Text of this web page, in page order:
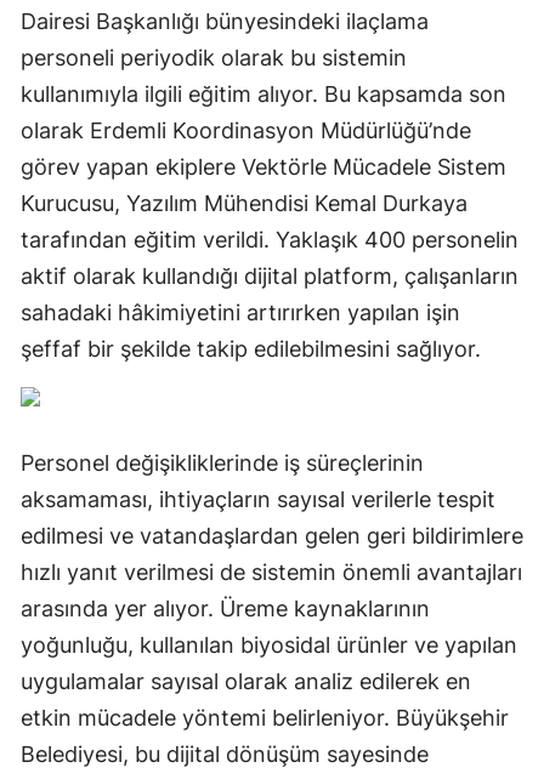
Dairesi Başkanlığı bünyesindeki ilaçlama
personeli periyodik olarak bu sistemin
kullanımıyla ilgili eğitim alıyor. Bu kapsamda son
olarak Erdemli Koordinasyon Müdürlüğü’nde
görev yapan ekiplere Vektörle Mücadele Sistem
Kurucusu, Yazılım Mühendisi Kemal Durkaya
tarafından eğitim verildi. Yaklaşık 400 personelin
aktif olarak kullandığı dijital platform, çalışanların
sahadaki hâkimiyetini artırırken yapılan işin
şeffaf bir şekilde takip edilebilmesini sağlıyor.
Personel değişikliklerinde iş süreçlerinin
aksamaması, ihtiyaçların sayısal verilerle tespit
edilmesi ve vatandaşlardan gelen geri bildirimlere
hızlı yanıt verilmesi de sistemin önemli avantajları
arasında yer alıyor. Üreme kaynaklarının
yoğunluğu, kullanılan biyosidal ürünler ve yapılan
uygulamalar sayısal olarak analiz edilerek en
etkin mücadele yöntemi belirleniyor. Büyükşehir
Belediyesi, bu dijital dönüşüm sayesinde